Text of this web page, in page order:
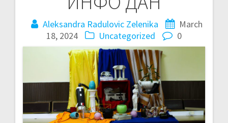
Aleksandra Radulovic Zelenika
March
18, 2024
Uncategorized 0
navigation